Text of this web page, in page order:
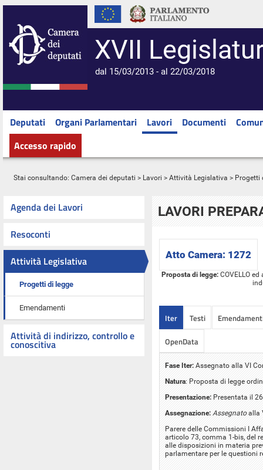
XVII
dal 15/03/2013 - al 22/03/2018
Deputati Organi Parlamentari Lavori Documenti
Accesso rapido
Stai consultando: Camera dei deputati > Lavori > Attività Legislativa > Progetti
Agenda dei Lavori
Resoconti
Attività Legislativa
Progetti di legge
Emendamenti
Attività di indirizzo, controllo e
conoscitiva
LAVORI
Atto Camera: 1272
Proposta di legge:COVELLO
Iter Testi
OpenData
Fase Iter: Assegnato alla VI
Natura: Proposta di legge
Presentazione: Presentata il
Assegnazione: Assegnatoalla
Parere delle Commissioni I
articolo 73, comma 1-bis, del
alle disposizioni in materia
parlamentare per le questioni